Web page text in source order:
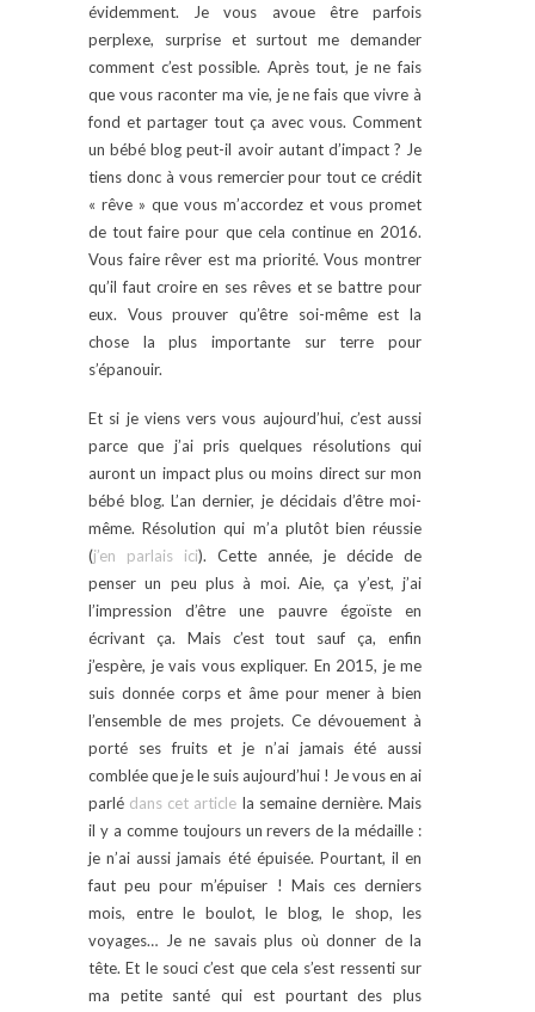
évidemment. Je vous avoue être parfois
perplexe, surprise et surtout me demander
comment c’est possible. Après tout, je ne fais
que vous raconter ma vie, je ne fais que vivre à
fond et partager tout ça avec vous. Comment
un bébé blog peut-il avoir autant d’impact ? Je
tiens donc à vous remercier pour tout ce crédit
« rêve » que vous m’accordez et vous promet
de tout faire pour que cela continue en 2016.
Vous faire rêver est ma priorité. Vous montrer
qu’il faut croire en ses rêves et se battre pour
eux. Vous prouver qu’être soi-même est la
chose la plus importante sur terre pour
s’épanouir.
Et si je viens vers vous aujourd’hui, c’est aussi
parce que j’ai pris quelques résolutions qui
auront un impact plus ou moins direct sur mon
bébé blog. L’an dernier, je décidais d’être moi-
même. Résolution qui m’a plutôt bien réussie
(j’en parlais ici). Cette année, je décide de
penser un peu plus à moi. Aie, ça y’est, j’ai
l’impression d’être une pauvre égoïste en
écrivant ça. Mais c’est tout sauf ça, enfin
j’espère, je vais vous expliquer. En 2015, je me
suis donnée corps et âme pour mener à bien
l’ensemble de mes projets. Ce dévouement à
porté ses fruits et je n’ai jamais été aussi
comblée que je le suis aujourd’hui ! Je vous en ai
parlé dans cet article la semaine dernière. Mais
il y a comme toujours un revers de la médaille :
je n’ai aussi jamais été épuisée. Pourtant, il en
faut peu pour m’épuiser ! Mais ces derniers
mois, entre le boulot, le blog, le shop, les
voyages… Je ne savais plus où donner de la
tête. Et le souci c’est que cela s’est ressenti sur
ma petite santé qui est pourtant des plus